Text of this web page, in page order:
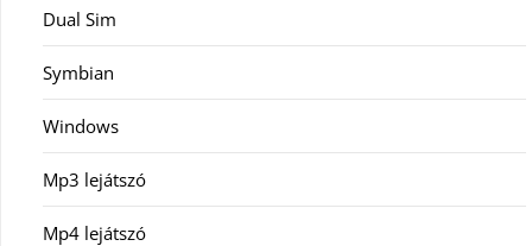
Dual Sim
Symbian
Windows
Mp3 lejátszó
Mp4 lejátszó